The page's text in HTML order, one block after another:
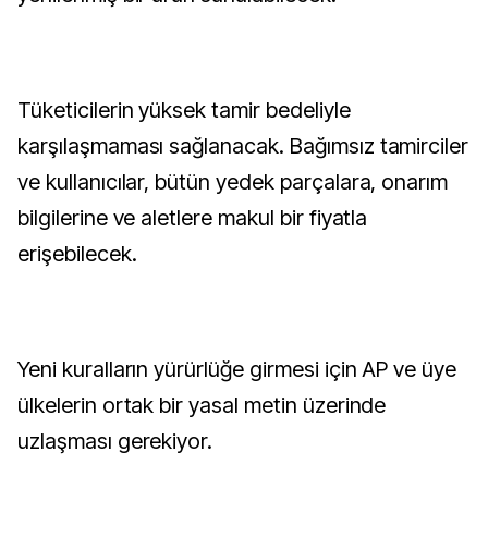
Tüketicilerin yüksek tamir bedeliyle
karşılaşmaması sağlanacak. Bağımsız tamirciler
ve kullanıcılar, bütün yedek parçalara, onarım
bilgilerine ve aletlere makul bir fiyatla
erişebilecek.
Yeni kuralların yürürlüğe girmesi için AP ve üye
ülkelerin ortak bir yasal metin üzerinde
uzlaşması gerekiyor.